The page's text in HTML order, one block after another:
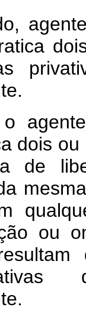
dois
de
ou